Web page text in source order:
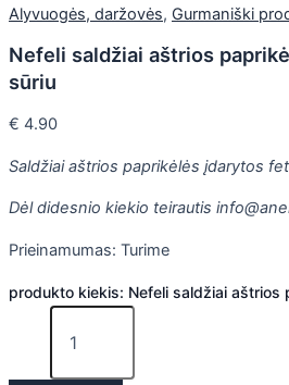
Alyvuogės, daržovės, Gurmaniški
Nefeli saldžiai aštrios
sūriu
€ 4.90
Saldžiai aštrios paprikėlės įdarytos
Dėl didesnio kiekio teirautis
Prieinamumas: Turime
produkto kiekis: Nefeli saldžiai